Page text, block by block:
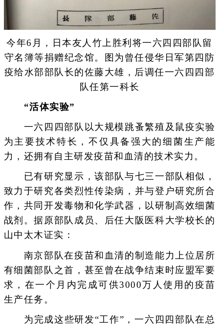
今年6月，日本友人竹上胜利将一六四四部队留
守名簿等捐赠纪念馆。图为曾任侵华日军第四防
疫给水部部队长的佐藤大雄，后调任一六四四部
队任第一科长
“活体实验”
一六四四部队以大规模跳蚤繁殖及鼠疫实验
为主要技术特长，不仅具备强大的细菌生产能
力，还拥有自主研发疫苗和血清的技术实力。
已有研究显示，该部队与七三一部队相似，
致力于研究各类烈性传染病，并与登户研究所合
作，共同开发毒物和化学武器，以研制高效细菌
战剂。据原部队成员、后任大阪医科大学校长的
山中太木证实：
南京部队在疫苗和血清的制造能力上位居所
有细菌部队之首，甚至曾在战争结束时应盟军要
求，在一个月内完成可供3000万人使用的疫苗
生产任务。
为完成这些研发“工作”，一六四四部队在总